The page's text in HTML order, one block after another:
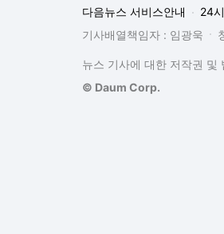
다음뉴스 서비스안내 24
기사배열책임자 : 임광욱
뉴스 기사에 대한 저작권 및
© Daum Corp.